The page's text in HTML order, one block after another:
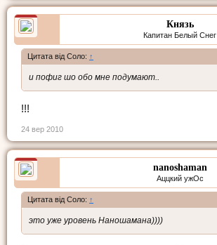
Князь
Капитан Белый Снег
Цитата від Соло: ↑
и пофиг шо обо мне подумают..
!!!
24 вер 2010
nanoshaman
Аццкий ужОс
Цитата від Соло: ↑
это уже уровень Наношамана))))